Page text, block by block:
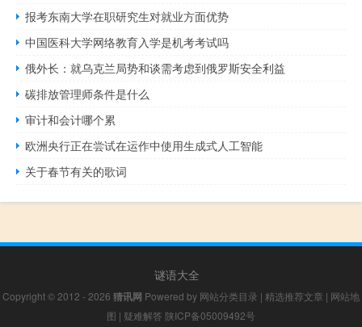
报考东南大学在职研究生对就业方面优势
中国医科大学网络教育入学是机考考试吗
俄外长：就乌克兰局势和谈需考虑到俄罗斯安全利益
碳排放管理师条件是什么
审计和会计哪个累
欧洲央行正在尝试在运作中使用生成式人工智能
关于春节有关的歌词
谜语大全
Copyright © 2012 - 2026 猜讯网 Powered by 网站分类目录 | 精选推荐文章 | 网站地
图 | 疑难解答 陕ICP备05009492号